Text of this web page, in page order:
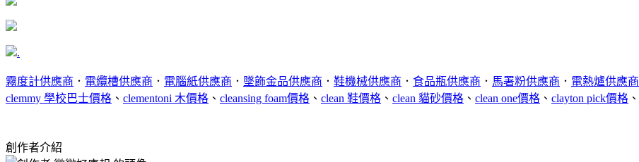
.
霧度計供應商 ． 電纜槽供應商 ． 電腦紙供應商 ． 墜飾金品供應商 ． 鞋機械供應商 ． 食品瓶供應商 ． 馬署粉供應商 ． 電熱爐供應商
clemmy 學校巴士價格 、 clementoni 木價格 、 cleansing foam價格 、 clean 鞋價格 、 clean 貓砂價格 、 clean one價格 、 clayton pick價格 、
創作者介紹